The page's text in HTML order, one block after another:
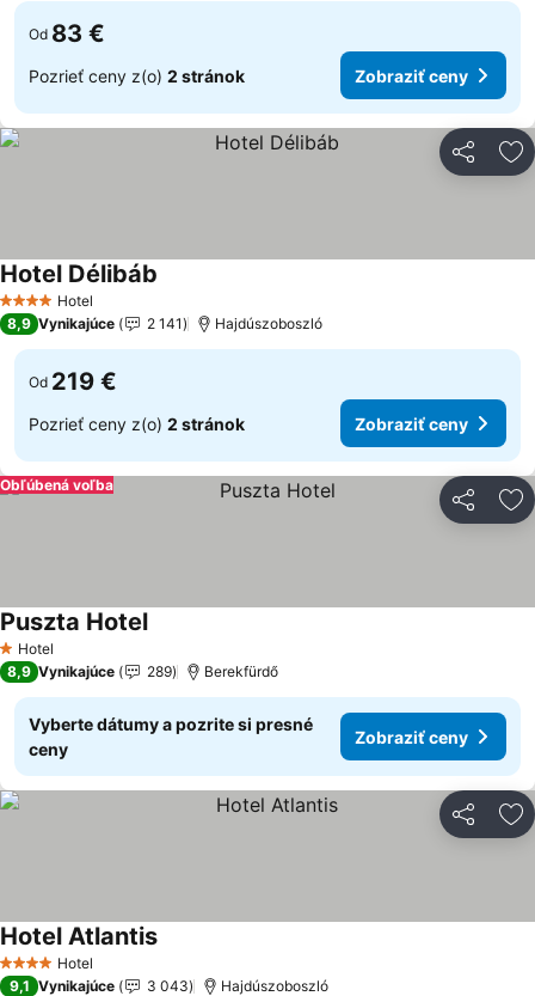
Od 83 €
Pozrieť ceny z(o) 2 stránok Zobraziť ceny
Zdieľať
4 Počet hviezdičiek
Hotel
Hotel Délibáb
8,9 Vynikajúce 2 141 Hajdúszoboszló
Od 219 €
Pozrieť ceny z(o) 2 stránok Zobraziť ceny
Zdieľať
Obľúbená voľba
1 Počet hviezdičiek
Hotel
Puszta Hotel
8,9 Vynikajúce 289 Berekfürdő
Vyberte dátumy a pozrite si presné
ceny
Zobraziť ceny
Zdieľať
4 Počet hviezdičiek
Hotel
Hotel Atlantis
9,1 Vynikajúce 3 043 Hajdúszoboszló